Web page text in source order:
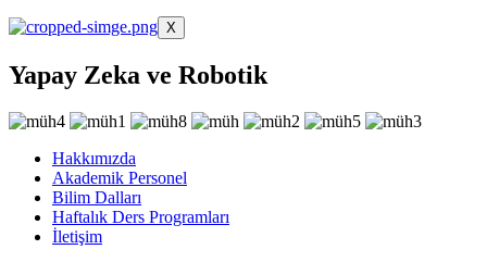
X
Yapay Zeka ve Robotik
Hakkımızda
Akademik Personel
Bilim Dalları
Haftalık Ders Programları
İletişim